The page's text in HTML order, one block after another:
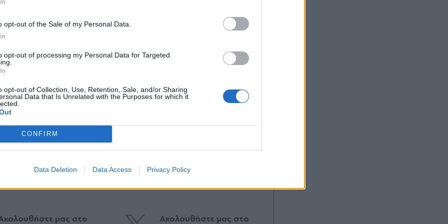
opt-out of the Sale of my Personal Data.
opt-out of processing my Personal Data for Targeted
opt-out of Collection, Use, Retention, Sale, and/or Sharing
Data that Is Unrelated with the Purposes for which it
CONFIRM
Data Deletion Data Access Privacy Policy
αλλά ιδιαίτερα δημιουργικό τρόπο.
μας στο
Ακολουθήστε μας στο
Αποδέχομαι τουςόρους χρήσης